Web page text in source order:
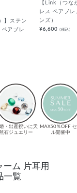
】ステン
ペアブレ
【Link（つな
レス ペアブ
ンズ）
¥6,600 (税込)
ム 片耳用
一覧